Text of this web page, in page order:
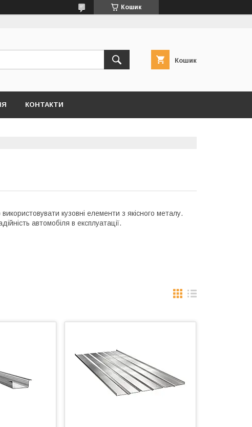
Кошик
Кошик
КОНТАКТИ
кузовні елементи з якісного металу.
автомобіля в експлуатації.